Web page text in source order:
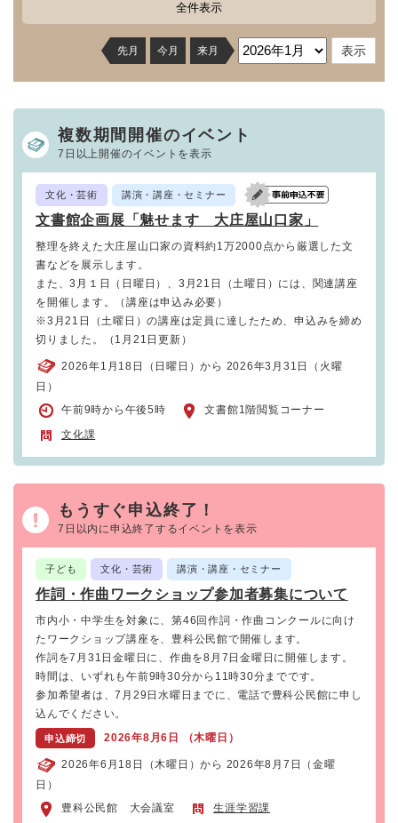
全件表示
先月 今月 来月
複数期間開催のイベント
7日以上開催のイベントを表示
文化・芸術 講演・講座・セミナー
文書館企画展「魅せます 大庄屋山口家」
整理を終えた大庄屋山口家の資料約1万2000点から厳選した文
書などを展示します。
また、3月１日（日曜日）、3月21日（土曜日）には、関連講座
を開催します。（講座は申込み必要）
※3月21日（土曜日）の講座は定員に達したため、申込みを締め
切りました。（1月21日更新）
2026年1月18日（日曜日）から 2026年3月31日（火曜
日）
午前9時から午後5時
文書館1階閲覧コーナー
文化課
もうすぐ申込終了！
7日以内に申込終了するイベントを表示
子ども 文化・芸術 講演・講座・セミナー
作詞・作曲ワークショップ参加者募集について
市内小・中学生を対象に、第46回作詞・作曲コンクールに向け
たワークショップ講座を、豊科公民館で開催します。
作詞を7月31日金曜日に、作曲を8月7日金曜日に開催します。
時間は、いずれも午前9時30分から11時30分までです。
参加希望者は、7月29日水曜日までに、電話で豊科公民館に申し
込んでください。
申込締切 2026年8月6日 （木曜日）
2026年6月18日（木曜日）から 2026年8月7日（金曜
日）
豊科公民館 大会議室
生涯学習課